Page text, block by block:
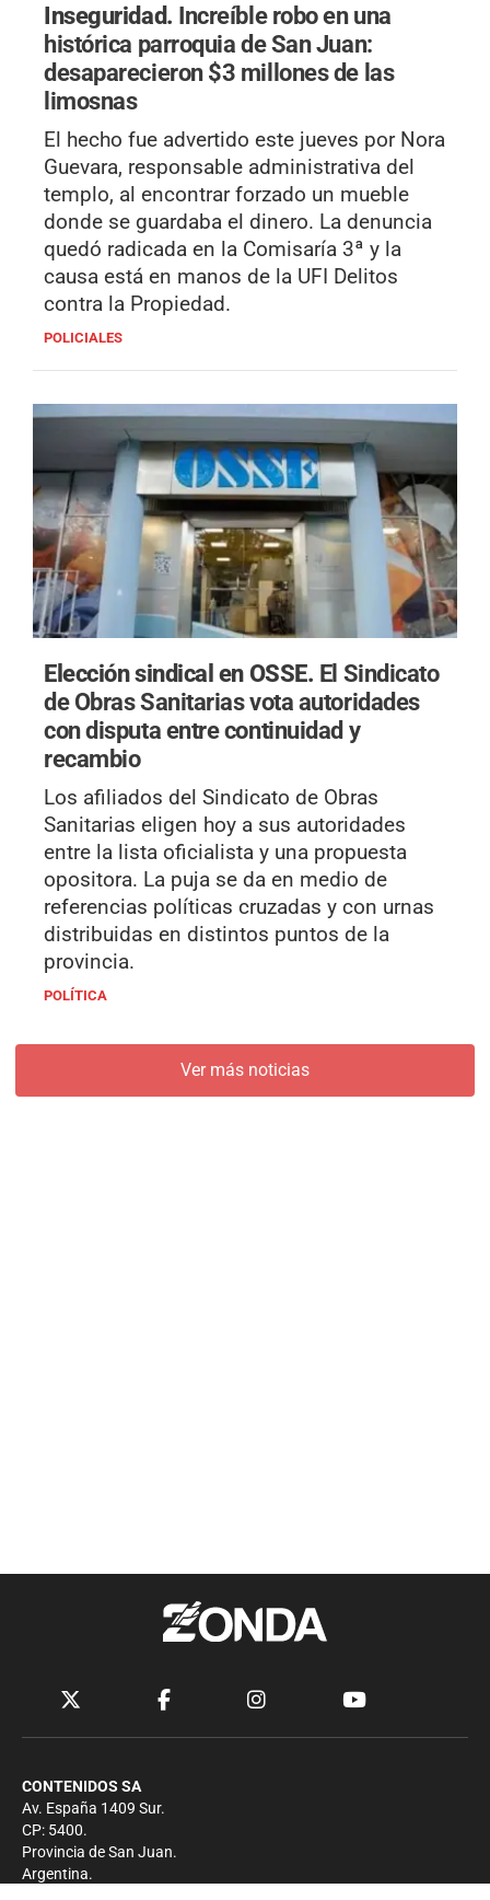
Inseguridad. Increíble robo en una
histórica parroquia de San Juan:
desaparecieron $3 millones de las
limosnas
El hecho fue advertido este jueves por Nora
Guevara, responsable administrativa del
templo, al encontrar forzado un mueble
donde se guardaba el dinero. La denuncia
quedó radicada en la Comisaría 3ª y la
causa está en manos de la UFI Delitos
contra la Propiedad.
POLICIALES
Elección sindical en OSSE. El Sindicato
de Obras Sanitarias vota autoridades
con disputa entre continuidad y
recambio
Los afiliados del Sindicato de Obras
Sanitarias eligen hoy a sus autoridades
entre la lista oficialista y una propuesta
opositora. La puja se da en medio de
referencias políticas cruzadas y con urnas
distribuidas en distintos puntos de la
provincia.
POLÍTICA
Ver más noticias
CONTENIDOS SA
Av. España 1409 Sur.
CP: 5400.
Provincia de San Juan.
Argentina.